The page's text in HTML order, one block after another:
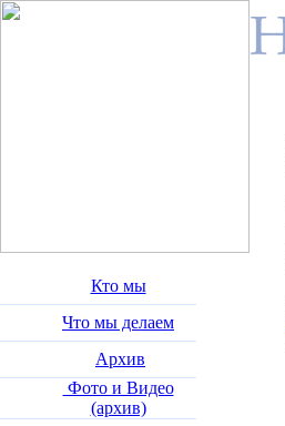
Кто мы
Что мы делаем
Архив
Фото и Видео
(архив)